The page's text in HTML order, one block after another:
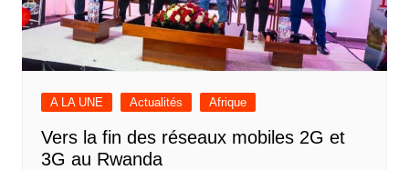
A LA UNE Actualités Afrique
Vers la fin des réseaux mobiles 2G et
3G au Rwanda